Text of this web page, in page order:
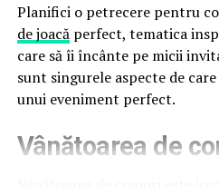
false de streaming, coduri QR
promit bilete, rambursări,
meciuri. FBI a emis în luna
site-urile care clonează
modificări minore ale
a colecta date personale și
Planifici o petrecere pentru
de joacăperfect, tematica
care să îi încânte pe micii
sunt singurele aspecte de
unui eveniment perfect.
Vânătoarea de